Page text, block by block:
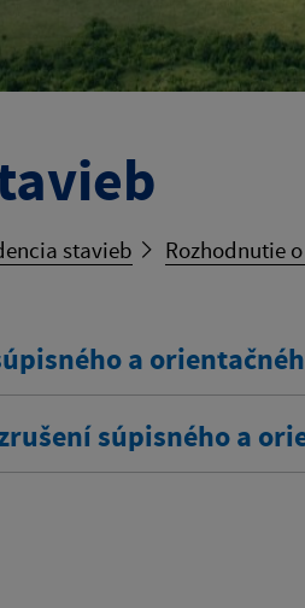
stavieb Rozhodnutie
a
súpisného a